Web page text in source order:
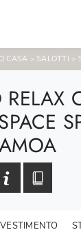
CASA > SALOTTI >